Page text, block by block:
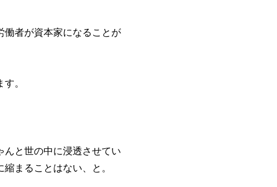
働者が資本家になることが
。
と世の中に浸透させてい
まることはない、と。